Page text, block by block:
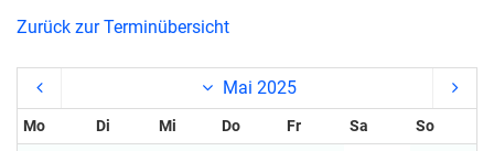
Zurück zur Terminübersicht
Mai 2025
Mo Di Mi Do Fr Sa
So